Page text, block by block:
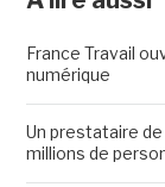
France Travail
numérique
Un prestataire
millions de